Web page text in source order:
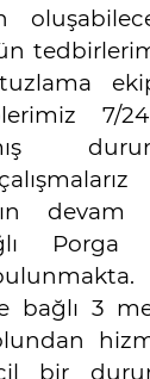
7/
Porga
bağlı 3
bir